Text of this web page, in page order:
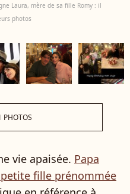
Laura, mère de sa fille Romy : il
photos
PHOTOS
vie apaisée. Papa
fille prénommée